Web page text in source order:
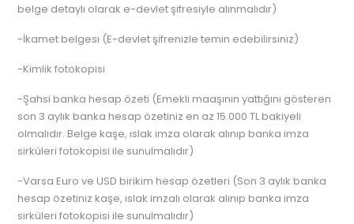
belge detaylı olarak e-devlet şifresiyle alınmalıdır)
-İkamet belgesi (E-devlet şifrenizle temin edebilirsiniz)
-Kimlik fotokopisi
-Şahsi banka hesap özeti (Emekli maaşının yattığını gösteren
son 3 aylık banka hesap özetiniz en az 15.000 TL bakiyeli
olmalıdır. Belge kaşe, ıslak imza olarak alınıp banka imza
sirküleri fotokopisi ile sunulmalıdır)
-Varsa Euro ve USD birikim hesap özetleri (Son 3 aylık banka
hesap özetiniz kaşe, ıslak imzalı olarak alınıp banka imza
sirküleri fotokopisi ile sunulmalıdır)